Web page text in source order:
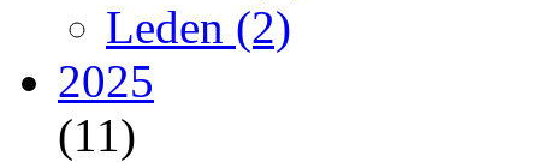
Leden (2)
2025
(11)